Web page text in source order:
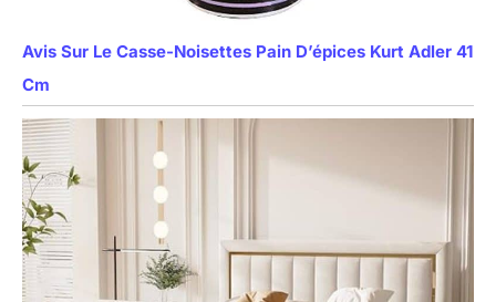
Avis Sur Le Casse-Noisettes Pain D’épices Kurt Adler 41
Cm